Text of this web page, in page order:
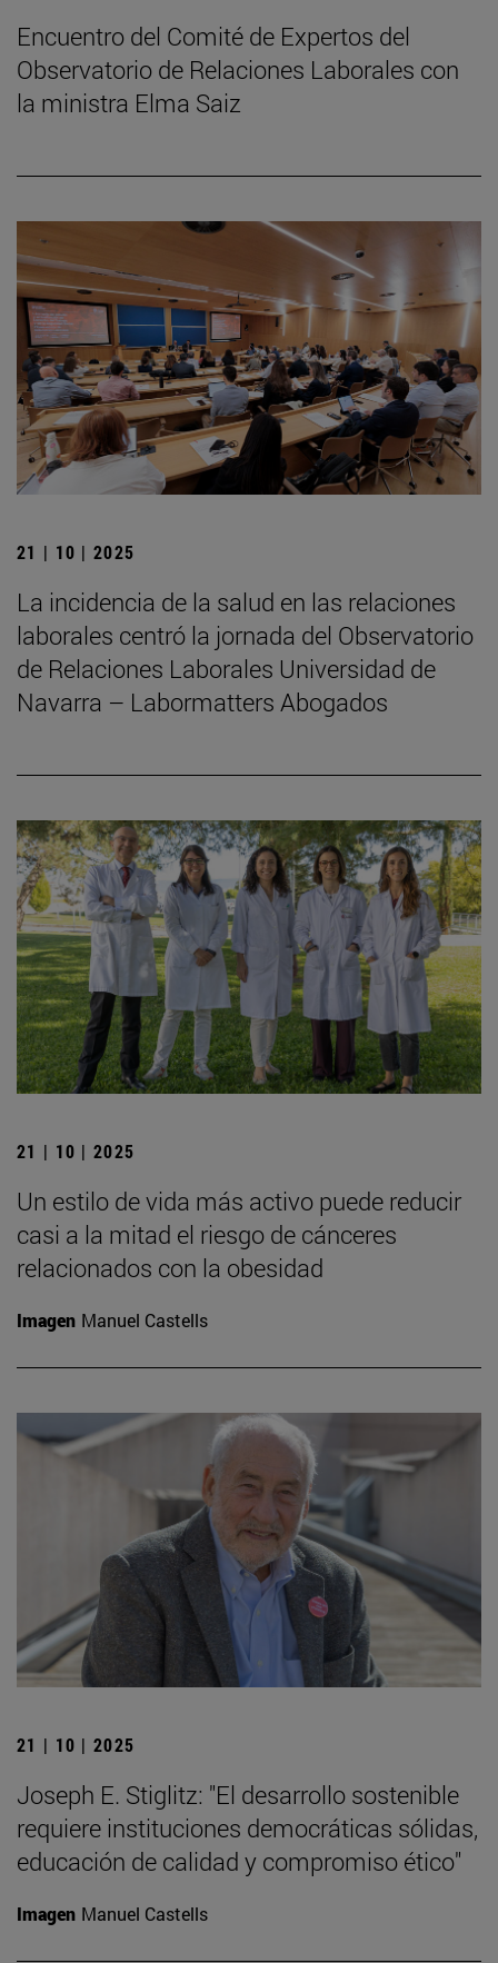
Encuentro del Comité de Expertos del
Observatorio de Relaciones Laborales con
la ministra Elma Saiz
21 | 10 | 2025
La incidencia de la salud en las relaciones
laborales centró la jornada del Observatorio
de Relaciones Laborales Universidad de
Navarra – Labormatters Abogados
21 | 10 | 2025
Un estilo de vida más activo puede reducir
casi a la mitad el riesgo de cánceres
relacionados con la obesidad
Imagen Manuel Castells
21 | 10 | 2025
Joseph E. Stiglitz: "El desarrollo sostenible
requiere instituciones democráticas sólidas,
educación de calidad y compromiso ético"
Imagen Manuel Castells